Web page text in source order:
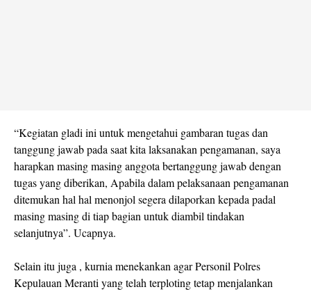
“Kegiatan gladi ini untuk mengetahui gambaran tugas dan
tanggung jawab pada saat kita laksanakan pengamanan, saya
harapkan masing masing anggota bertanggung jawab dengan
tugas yang diberikan, Apabila dalam pelaksanaan pengamanan
ditemukan hal hal menonjol segera dilaporkan kepada padal
masing masing di tiap bagian untuk diambil tindakan
selanjutnya”. Ucapnya.
Selain itu juga , kurnia menekankan agar Personil Polres
Kepulauan Meranti yang telah terploting tetap menjalankan